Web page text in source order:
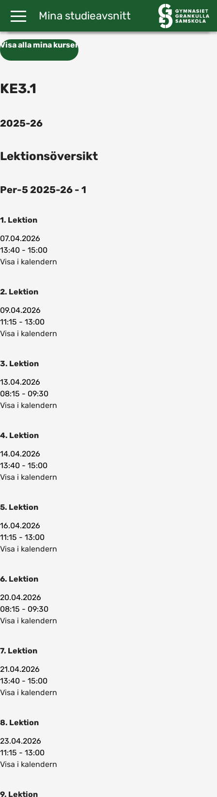
Mina studieavsnitt
Visa alla mina kurser
KE3.1
2025-26
Lektionsöversikt
Per-5 2025-26 - 1
1. Lektion
07.04.2026
13:40 - 15:00
Visa i kalendern
2. Lektion
09.04.2026
11:15 - 13:00
Visa i kalendern
3. Lektion
13.04.2026
08:15 - 09:30
Visa i kalendern
4. Lektion
14.04.2026
13:40 - 15:00
Visa i kalendern
5. Lektion
16.04.2026
11:15 - 13:00
Visa i kalendern
6. Lektion
20.04.2026
08:15 - 09:30
Visa i kalendern
7. Lektion
21.04.2026
13:40 - 15:00
Visa i kalendern
8. Lektion
23.04.2026
11:15 - 13:00
Visa i kalendern
9. Lektion